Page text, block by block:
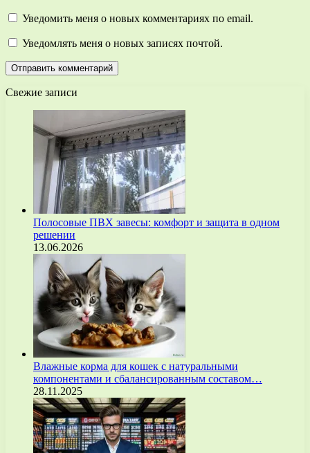
Уведомить меня о новых комментариях по email.
Уведомлять меня о новых записях почтой.
Свежие записи
Полосовые ПВХ завесы: комфорт и защита в одном
решении
13.06.2026
Влажные корма для кошек с натуральными
компонентами и сбалансированным составом…
28.11.2025